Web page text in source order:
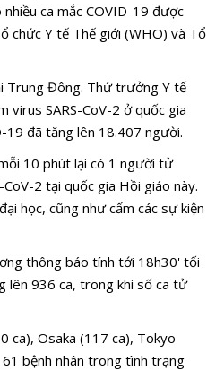
ca mắc COVID-19 được
chức Y tế Thế giới (WHO) và Tổ
Trung Đông. Thứ trưởng Y tế
virus SARS-CoV-2 ở quốc gia
19 đã tăng lên 18.407 người.
10 phút lại có 1 người tử
2 tại quốc gia Hồi giáo này.
học, cũng như cấm các sự kiện
thông báo tính tới 18h30' tối
lên 936 ca, trong khi số ca tử
ca), Osaka (117 ca), Tokyo
bệnh nhân trong tình trạng